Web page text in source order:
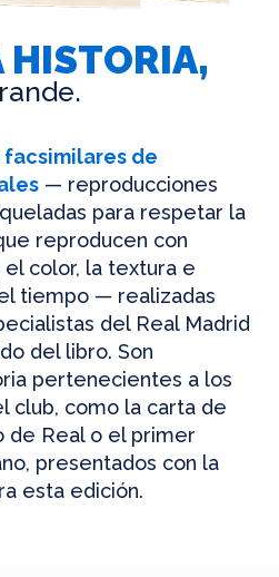
HISTORIA,
facsimilares de
— reproducciones
para respetar la
reproducen con
color, la textura e
tiempo — realizadas
del Real Madrid
del libro. Son
pertenecientes a los
club, como la carta de
de Real o el primer
presentados con la
esta edición.